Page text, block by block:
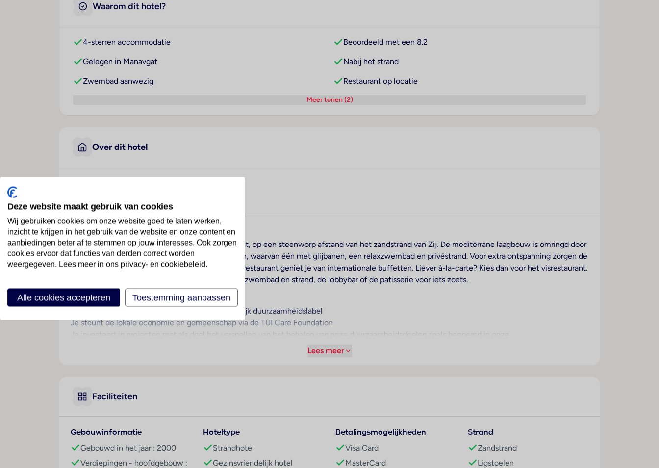
Waarom dit hotel?
4-sterren accommodatie Beoordeeld met een 8.2
Gelegen in Manavgat Nabij het strand
Zwembad aanwezig Restaurant op locatie
Meer tonen (2)
Over dit hotel
Turkije · Turkse Rivièra · Manavgat
Indrukwekkend ...
Dit All Inclusive resort ligt in het zonnige Manavgat, op een steenworp afstand van het zandstrand van Zij. De mediterrane laagbouw is omringd door
mooie tuinen. Je vindt hier drie buitenzwembaden, waarvan één met glijbanen, een relaxzwembad en privéstrand. Voor extra ontspanning zorgen de
spa met sauna, hamam en massages. In het hoofdrestaurant geniet je van internationale buffetten. Liever à-la-carte? Kies dan voor het visrestaurant.
Tussendoor kun je terecht bij de snackbars bij het zwembad en strand, de lobbybar of de patisserie voor iets zoets.
Onafhankelijk duurzaamheidslabel
Je verblijft in een accommodatie met onafhankelijk duurzaamheidslabel
Je steunt de lokale economie en gemeenschap via de TUI Care Foundation
Je investeert in projecten met als doel het versnellen van het behalen van onze duurzaamheidsdoelen zoals benoemd in onze
duurzaamheidsagenda, denk hierbij aan hernieuwbare energie en nieuwe generatie mobiliteit
totaal aantal kamers/ appartementen: 389
voltage: 230 volt
Lees meer
Faciliteiten
Gebouwinformatie
Gebouwd in het jaar : 2000
Verdiepingen - hoofdgebouw :
Hoteltype
Strandhotel
Gezinsvriendelijk hotel
Betalingsmogelijkheden
Visa Card
MasterCard
Strand
Zandstrand
Ligstoelen
Deze website maakt gebruik van cookies
Wij gebruiken cookies om onze website goed te laten werken,
inzicht te krijgen in het gebruik van de website en onze content en
aanbiedingen beter af te stemmen op jouw interesses. Ook zorgen
cookies ervoor dat functies van derden correct worden
weergegeven. Lees meer in ons privacy- en cookiebeleid.
Alle cookies accepteren Toestemming aanpassen